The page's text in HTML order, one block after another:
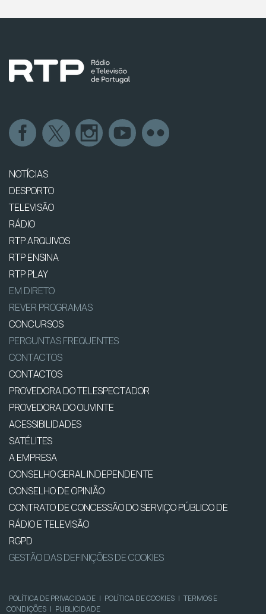
NOTÍCIAS
DESPORTO
TELEVISÃO
RÁDIO
RTP ARQUIVOS
RTP ENSINA
RTP PLAY
EM DIRETO
REVER PROGRAMAS
CONCURSOS
PERGUNTAS FREQUENTES
CONTACTOS
CONTACTOS
PROVEDORA DO TELESPECTADOR
PROVEDORA DO OUVINTE
ACESSIBILIDADES
SATÉLITES
A EMPRESA
CONSELHO GERAL INDEPENDENTE
CONSELHO DE OPINIÃO
CONTRATO DE CONCESSÃO DO SERVIÇO PÚBLICO DE
RÁDIO E TELEVISÃO
RGPD
GESTÃO DAS DEFINIÇÕES DE COOKIES
POLÍTICA DE PRIVACIDADE | POLÍTICA DE COOKIES | TERMOS E
CONDIÇÕES | PUBLICIDADE